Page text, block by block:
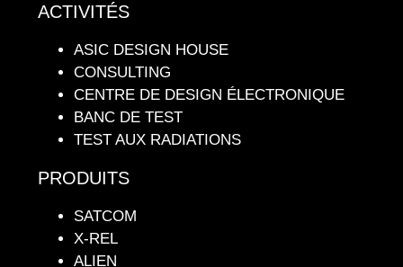
ACTIVITÉS
ASIC DESIGN HOUSE
CONSULTING
CENTRE DE DESIGN ÉLECTRONIQUE
BANC DE TEST
TEST AUX RADIATIONS
PRODUITS
SATCOM
X-REL
ALIEN